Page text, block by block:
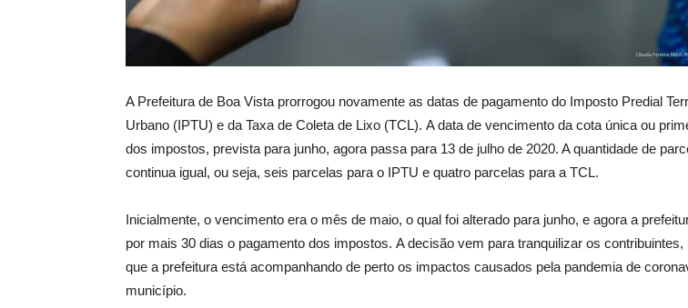
A Prefeitura de Boa Vista prorrogou novamente as datas de pagamento do Imposto Predial
Urbano (IPTU) e da Taxa de Coleta de Lixo (TCL). A data de vencimento da cota única ou
dos impostos, prevista para junho, agora passa para 13 de julho de 2020. A quantidade de
continua igual, ou seja, seis parcelas para o IPTU e quatro parcelas para a TCL.
Inicialmente, o vencimento era o mês de maio, o qual foi alterado para junho, e agora a
por mais 30 dias o pagamento dos impostos. A decisão vem para tranquilizar os contribuintes,
que a prefeitura está acompanhando de perto os impactos causados pela pandemia de
município.